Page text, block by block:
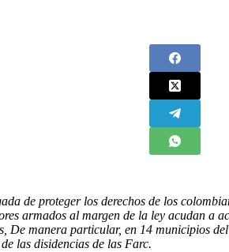
de proteger los derechos de los
armados al margen de la ley acudan a
De manera particular, en 14 municipios
las disidencias de las Farc.